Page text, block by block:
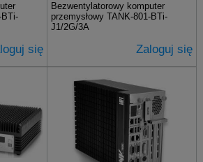
BTi-
się
Bezwentylatorowy komputer
przemysłowy TANK-801-BTi-
J1/2G/3A
Zaloguj się